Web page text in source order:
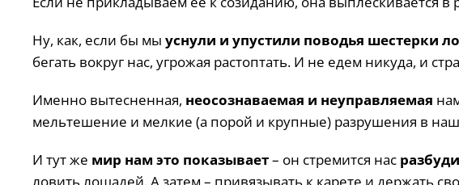
Ну, как, если бы мы уснули и упустили поводья шестерки
бегать вокруг нас, угрожая растоптать. И не едем никуда, и
Именно вытесненная, неосознаваемая и неуправляемая
мельтешение и мелкие (а порой и крупные) разрушения в
И тут же мир нам это показывает– он стремится нас